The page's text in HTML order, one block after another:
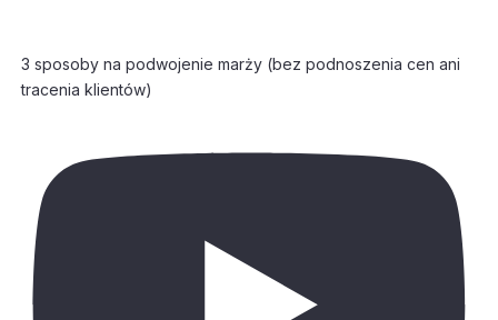
3 sposoby na podwojenie marży (bez podnoszenia cen ani
tracenia klientów)